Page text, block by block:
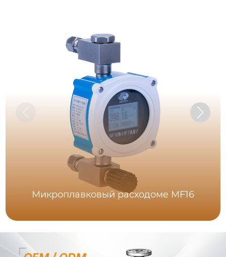
Микроплавковый расходоме MF16